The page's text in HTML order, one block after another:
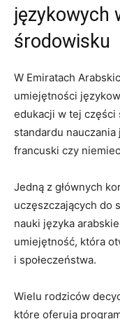
językowych‍
środowisku
W Emiratach
umiejętności‌
edukacji w tej ⁢części
standardu
francuski czy
Jedną ‍z głównych
uczęszczających do
nauki języka
umiejętność, która
i ⁤społeczeństwa.
Wielu​ rodziców
które oferują